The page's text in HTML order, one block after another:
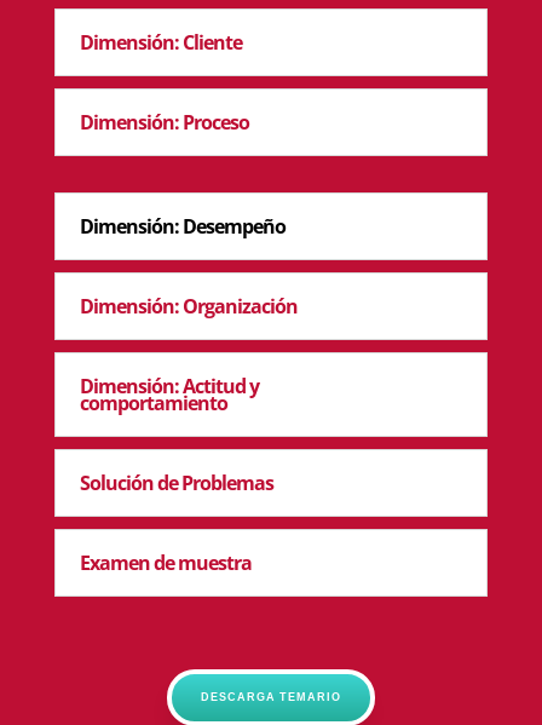
Dimensión: Cliente
Dimensión: Proceso
Dimensión: Desempeño
Dimensión: Organización
Dimensión: Actitud y
comportamiento
Solución de Problemas
Examen de muestra
DESCARGA TEMARIO